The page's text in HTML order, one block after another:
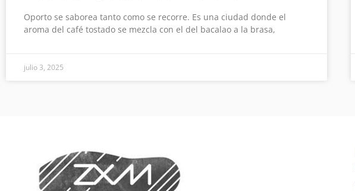
Oporto se saborea tanto como se recorre. Es una ciudad donde el
aroma del café tostado se mezcla con el del bacalao a la brasa,
julio 3, 2025